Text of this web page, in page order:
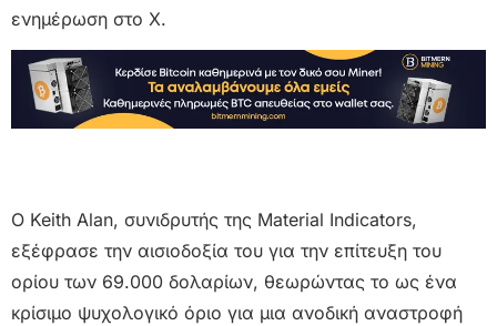
ενημέρωση στο X.
Ο Keith Alan, συνιδρυτής της Material Indicators,
εξέφρασε την αισιοδοξία του για την επίτευξη του
ορίου των 69.000 δολαρίων, θεωρώντας το ως ένα
κρίσιμο ψυχολογικό όριο για μια ανοδική αναστροφή